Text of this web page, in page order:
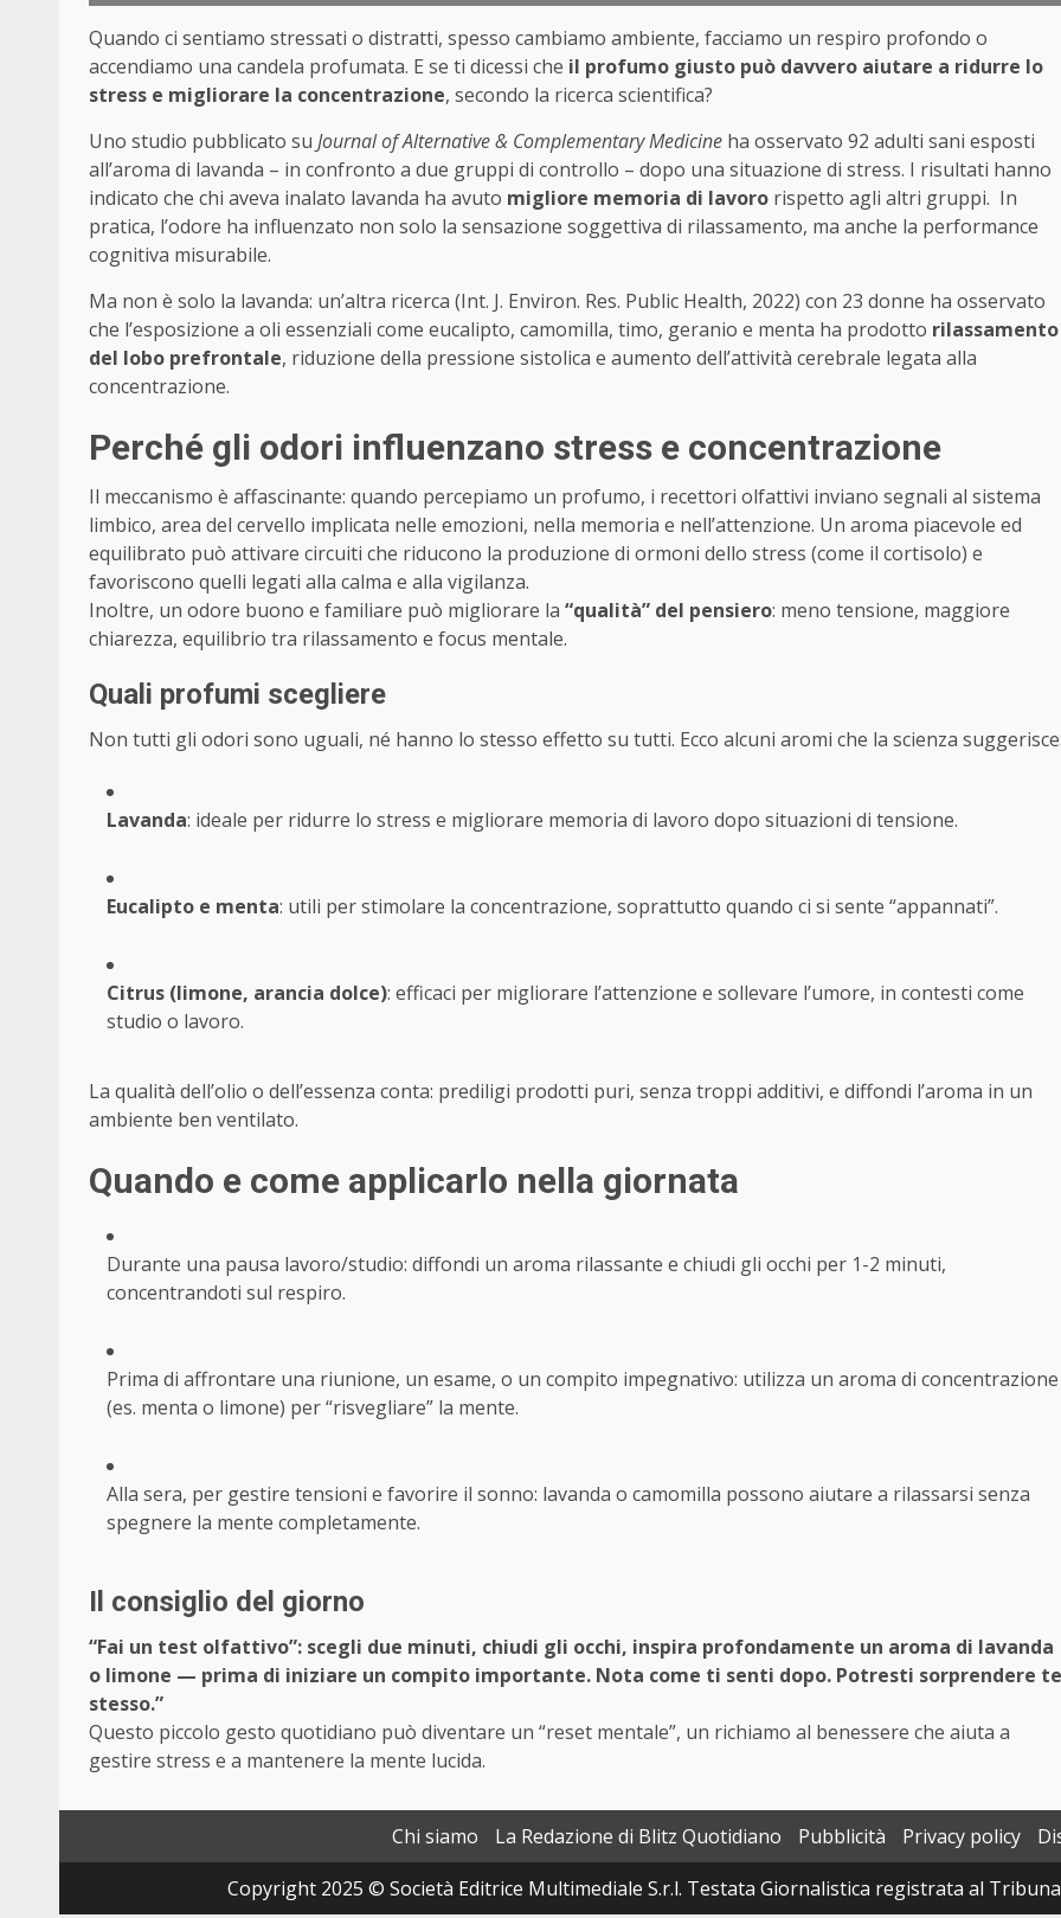
Quando ci sentiamo stressati o distratti, spesso cambiamo ambiente, facciamo un respiro profondo o
accendiamo una candela profumata. E se ti dicessi che il profumo giusto può davvero aiutare a ridurre lo
stress e migliorare la concentrazione, secondo la ricerca scientifica?
Uno studio pubblicato su Journal of Alternative & Complementary Medicine ha osservato 92 adulti sani esposti
all’aroma di lavanda – in confronto a due gruppi di controllo – dopo una situazione di stress. I risultati hanno
indicato che chi aveva inalato lavanda ha avuto migliore memoria di lavoro rispetto agli altri gruppi. In
pratica, l’odore ha influenzato non solo la sensazione soggettiva di rilassamento, ma anche la performance
cognitiva misurabile.
Ma non è solo la lavanda: un’altra ricerca (Int. J. Environ. Res. Public Health, 2022) con 23 donne ha osservato
che l’esposizione a oli essenziali come eucalipto, camomilla, timo, geranio e menta ha prodotto rilassamento
del lobo prefrontale, riduzione della pressione sistolica e aumento dell’attività cerebrale legata alla
concentrazione.
Perché gli odori influenzano stress e concentrazione
Il meccanismo è affascinante: quando percepiamo un profumo, i recettori olfattivi inviano segnali al sistema
limbico, area del cervello implicata nelle emozioni, nella memoria e nell’attenzione. Un aroma piacevole ed
equilibrato può attivare circuiti che riducono la produzione di ormoni dello stress (come il cortisolo) e
favoriscono quelli legati alla calma e alla vigilanza.
Inoltre, un odore buono e familiare può migliorare la “qualità” del pensiero: meno tensione, maggiore
chiarezza, equilibrio tra rilassamento e focus mentale.
Quali profumi scegliere
Non tutti gli odori sono uguali, né hanno lo stesso effetto su tutti. Ecco alcuni aromi che la scienza
Lavanda: ideale per ridurre lo stress e migliorare memoria di lavoro dopo situazioni di tensione.
Eucalipto e menta: utili per stimolare la concentrazione, soprattutto quando ci si sente “appannati”.
Citrus (limone, arancia dolce): efficaci per migliorare l’attenzione e sollevare l’umore, in contesti come
studio o lavoro.
La qualità dell’olio o dell’essenza conta: prediligi prodotti puri, senza troppi additivi, e diffondi l’aroma in un
ambiente ben ventilato.
Quando e come applicarlo nella giornata
Durante una pausa lavoro/studio: diffondi un aroma rilassante e chiudi gli occhi per 1-2 minuti,
concentrandoti sul respiro.
Prima di affrontare una riunione, un esame, o un compito impegnativo: utilizza un aroma di concentrazione
(es. menta o limone) per “risvegliare” la mente.
Alla sera, per gestire tensioni e favorire il sonno: lavanda o camomilla possono aiutare a rilassarsi senza
spegnere la mente completamente.
Il consiglio del giorno
“Fai un test olfattivo”: scegli due minuti, chiudi gli occhi, inspira profondamente un aroma di lavanda
o limone — prima di iniziare un compito importante. Nota come ti senti dopo. Potresti sorprendere te
stesso.”
Questo piccolo gesto quotidiano può diventare un “reset mentale”, un richiamo al benessere che aiuta a
gestire stress e a mantenere la mente lucida.
Chi siamo La Redazione di Blitz Quotidiano Pubblicità Privacy policy
Copyright 2025 © Società Editrice Multimediale S.r.l. Testata Giornalistica registrata al